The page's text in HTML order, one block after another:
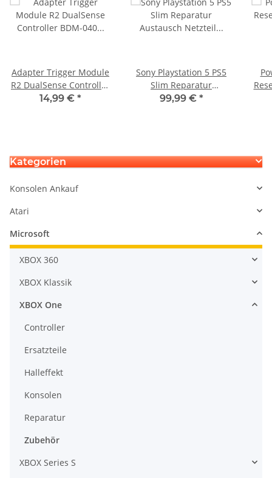
Adapter Trigger Module
R2 DualSense Controller
BDM-040 Ersatzteil für
14,99 € *
Sony Playstation 5 PS5
Slim Reparatur
Austausch Netzteil
99,99 € *
Kategorien
Konsolen Ankauf
Atari
Microsoft
XBOX 360
XBOX Klassik
XBOX One
Controller
Ersatzteile
Halleffekt
Konsolen
Reparatur
Zubehör
XBOX Series S